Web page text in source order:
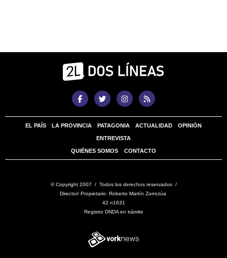
EL PAÍS LA PROVINCIA PATAGONIA ACTUALIDAD OPINIÓN
ENTREVISTA
QUIÉNES SOMOS CONTACTO
© Copyright 2007 / Todos los derechos reservados /
Director/ Propietario: Roberto Martín Zorrozúa
42 n1631
Registro DNDA en trámite